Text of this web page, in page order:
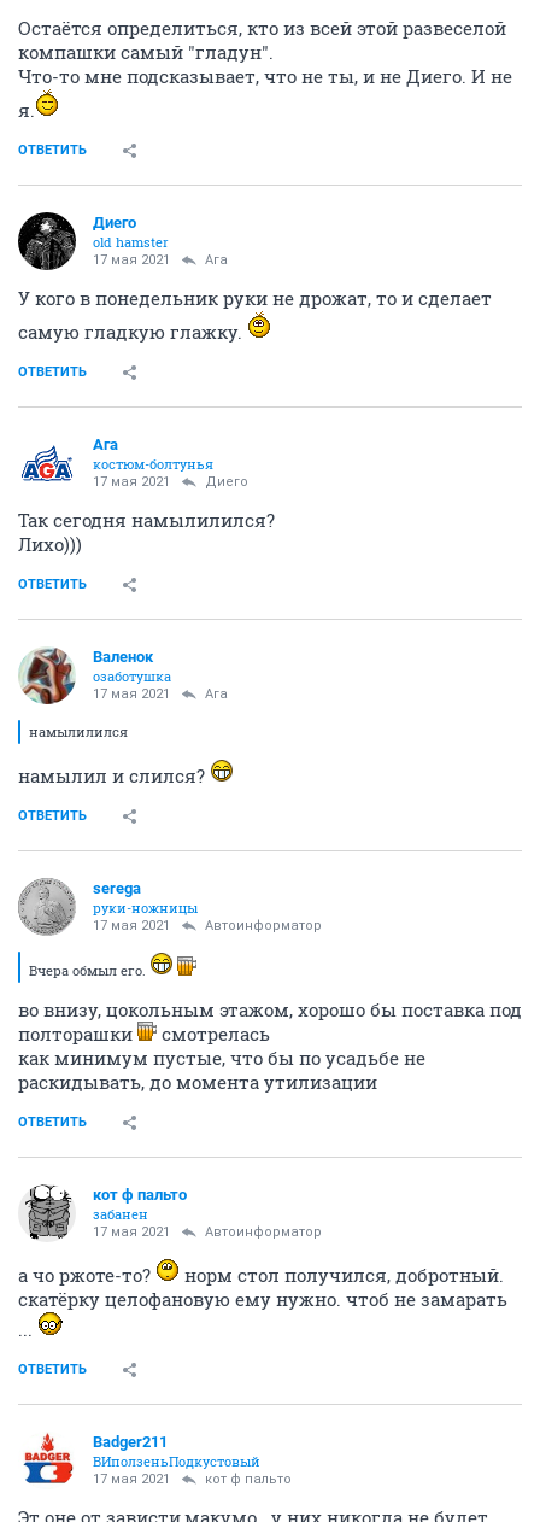
Остаётся определиться, кто из всей этой развеселой
компашки самый "гладун".
Что-то мне подсказывает, что не ты, и не Диего. И не
я.
ОТВЕТИТЬ
Диего
old hamster
17 мая 2021 Ага
У кого в понедельник руки не дрожат, то и сделает
самую гладкую глажку.
ОТВЕТИТЬ
Ага
костюм-болтунья
17 мая 2021 Диего
Так сегодня намылилился?
Лихо)))
ОТВЕТИТЬ
Валенок
озаботушка
17 мая 2021 Ага
намылилился
намылил и слился?
ОТВЕТИТЬ
serega
руки-ножницы
17 мая 2021 Автоинформатор
Вчера обмыл его.
во внизу, цокольным этажом, хорошо бы поставка под
полторашки
смотрелась
как минимум пустые, что бы по усадьбе не
раскидывать, до момента утилизации
ОТВЕТИТЬ
кот ф пальто
забанен
17 мая 2021 Автоинформатор
а чо ржоте-то?
норм стол получился, добротный.
скатёрку целофановую ему нужно. чтоб не замарать
...
ОТВЕТИТЬ
Badger211
ВИползеньПодкустовый
17 мая 2021 кот ф пальто